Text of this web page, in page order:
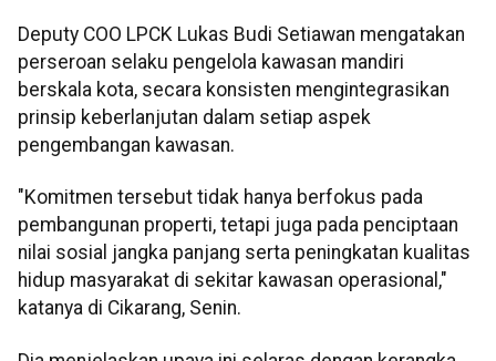
Deputy COO LPCK Lukas Budi Setiawan mengatakan
perseroan selaku pengelola kawasan mandiri
berskala kota, secara konsisten mengintegrasikan
prinsip keberlanjutan dalam setiap aspek
pengembangan kawasan.
"Komitmen tersebut tidak hanya berfokus pada
pembangunan properti, tetapi juga pada penciptaan
nilai sosial jangka panjang serta peningkatan kualitas
hidup masyarakat di sekitar kawasan operasional,"
katanya di Cikarang, Senin.